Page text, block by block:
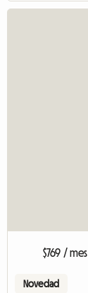
$769 / mes
Novedad